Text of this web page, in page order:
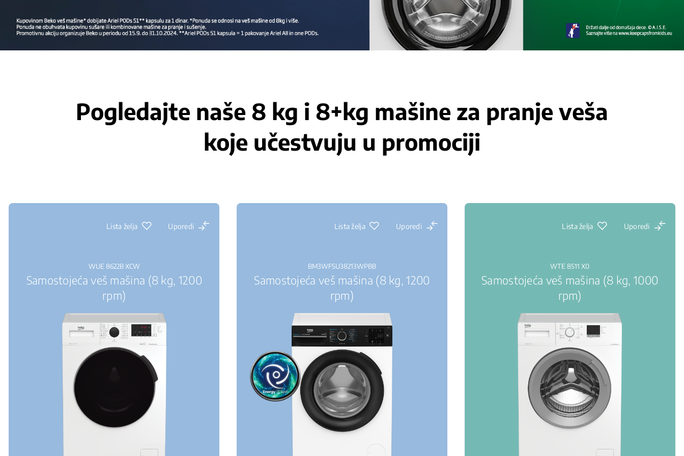
Pogledajte naše 8 kg i 8+kg mašine za pranje veša
koje učestvuju u promociji
Lista želja Uporedi
WUE 8622B XCW
Samostojeća veš mašina (8 kg, 1200
rpm)
Lista želja Uporedi
BM3WFSU38213WPBB
Samostojeća veš mašina (8 kg, 1200
rpm)
Lista želja Uporedi
WTE 8511 X0
Samostojeća veš mašina (8 kg, 1000
rpm)